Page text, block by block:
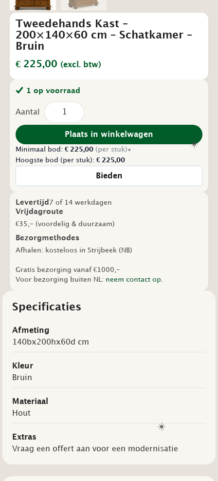
Tweedehands Kast –
200×140×60 cm – Schatkamer –
Bruin
€ 225,00 (excl. btw)
1 op voorraad
Tweedehands
Kast
–
200×140×60
Schatkamer
–
aantal
Plaats in winkelwagen
Minimaal bod: € 225,00 (per stuk)•
Hoogste bod (per stuk): € 225,00
Bieden
Levertijd 7 of 14 werkdagen
Vrijdagroute
€35,- (voordelig & duurzaam)
Bezorgmethodes
Afhalen: kosteloos in Strijbeek (NB)
Gratis bezorging vanaf €1000,-
Voor bezorging buiten NL: neem contact op.
Specificaties
Afmeting
140bx200hx60d cm
Kleur
Bruin
Materiaal
Hout
Extras
Vraag een offert aan voor een modernisatie
☀️
☀️